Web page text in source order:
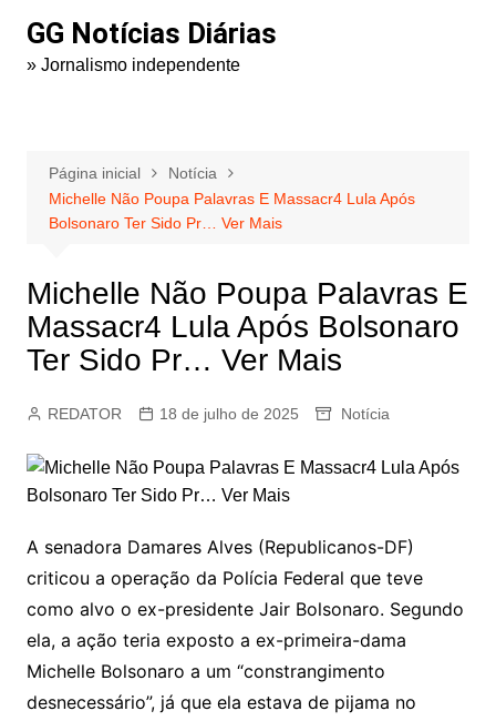
paraGG Notícias Diárias
» Jornalismo independente
Página inicial
Notícia
Michelle Não Poupa Palavras E Massacr4 Lula Após
Bolsonaro Ter Sido Pr… Ver Mais
Michelle Não Poupa Palavras E
Massacr4 Lula Após Bolsonaro
Ter Sido Pr… Ver Mais
REDATOR 18 de julho de 2025 Notícia
A senadora Damares Alves (Republicanos-DF)
criticou a operação da Polícia Federal que teve
como alvo o ex-presidente Jair Bolsonaro. Segundo
ela, a ação teria exposto a ex-primeira-dama
Michelle Bolsonaro a um “constrangimento
desnecessário”, já que ela estava de pijama no